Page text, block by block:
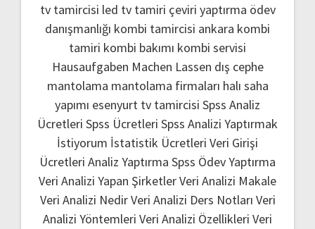
tv tamircisi led tv tamiri çeviri yaptırma ödev
danışmanlığı kombi tamircisi ankara kombi
tamiri kombi bakımı kombi servisi
Hausaufgaben Machen Lassen dış cephe
mantolama mantolama firmaları halı saha
yapımı esenyurt tv tamircisi Spss Analiz
Ücretleri Spss Ücretleri Spss Analizi Yaptırmak
İstiyorum İstatistik Ücretleri Veri Girişi
Ücretleri Analiz Yaptırma Spss Ödev Yaptırma
Veri Analizi Yapan ŞirketlerVeri Analizi Makale
Veri Analizi NedirVeri Analizi Ders Notları Veri
Analizi Yöntemleri Veri Analizi Özellikleri Veri